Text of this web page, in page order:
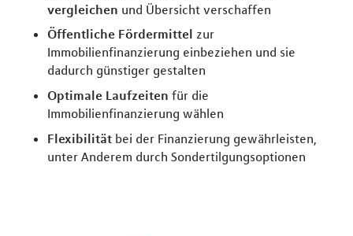
vergleichen und Übersicht verschaffen
Öffentliche Fördermittel zur
Immobilienfinanzierung einbeziehen und sie
dadurch günstiger gestalten
Optimale Laufzeiten für die
Immobilienfinanzierung wählen
Flexibilität bei der Finanzierung gewährleisten,
unter Anderem durch Sondertilgungsoptionen